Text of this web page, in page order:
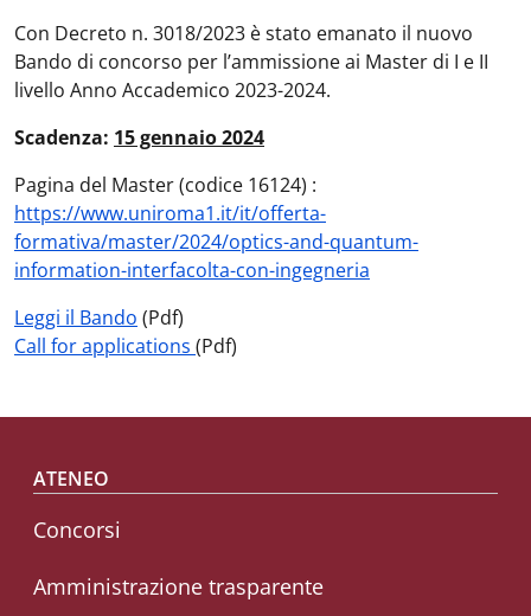
Con Decreto n. 3018/2023 è stato emanato il nuovo
Bando di concorso per l’ammissione ai Master di I e II
livello Anno Accademico 2023-2024.
Scadenza: 15 gennaio 2024
Pagina del Master (codice 16124) :
https://www.uniroma1.it/it/offerta-
formativa/master/2024/optics-and-quantum-
information-interfacolta-con-ingegneria
Leggi il Bando (Pdf)
Call for applications (Pdf)
Footer menu
ATENEO
Concorsi
Amministrazione trasparente